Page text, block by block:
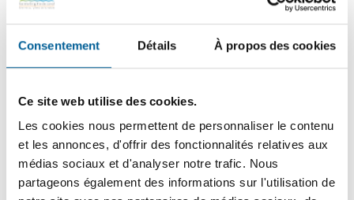
Consentement Détails À propos des cookies
Ce site web utilise des cookies.
Les cookies nous permettent de personnaliser le contenu
et les annonces, d'offrir des fonctionnalités relatives aux
médias sociaux et d'analyser notre trafic. Nous
partageons également des informations sur l'utilisation de
employé pour son dévouement, ainsi que les élus pour
leur présence. », a exprimé la mairesse France Fortier, lors
de la séance du conseil munical du 17 septembre.
this video.
À propos de la Semaine de la
municipalité